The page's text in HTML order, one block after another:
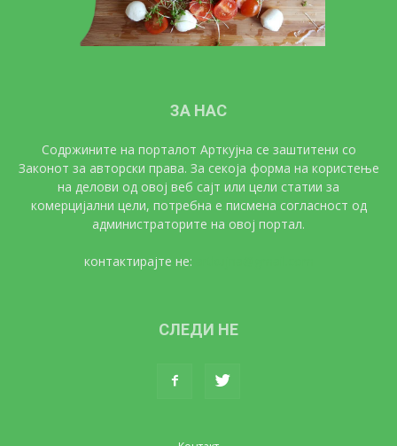
ЗА НАС
Содржините на порталот Арткујна се заштитени со
Законот за авторски права. За секоја форма на користење
на делови од овој веб сајт или цели статии за
комерцијални цели, потребна е писмена согласност од
администраторите на овој портал.
контактирајте не:
СЛЕДИ НЕ